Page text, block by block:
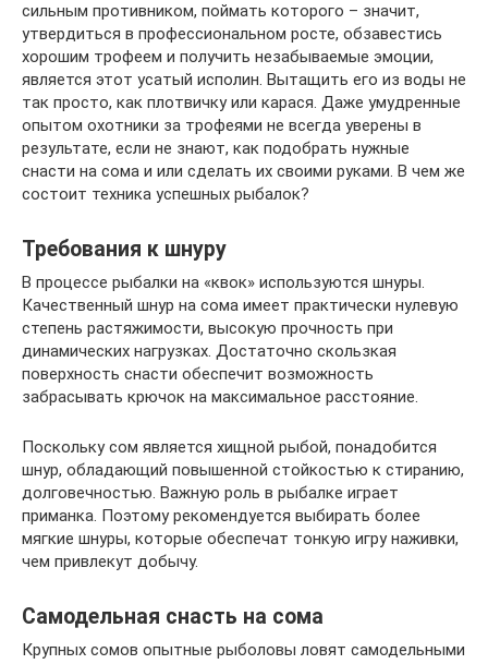
сильным противником, поймать которого – значит,
утвердиться в профессиональном росте, обзавестись
хорошим трофеем и получить незабываемые эмоции,
является этот усатый исполин. Вытащить его из воды не
так просто, как плотвичку или карася. Даже умудренные
опытом охотники за трофеями не всегда уверены в
результате, если не знают, как подобрать нужные
снасти на сома и или сделать их своими руками. В чем же
состоит техника успешных рыбалок?
Требования к шнуру
В процессе рыбалки на «квок» используются шнуры.
Качественный шнур на сома имеет практически нулевую
степень растяжимости, высокую прочность при
динамических нагрузках. Достаточно скользкая
поверхность снасти обеспечит возможность
забрасывать крючок на максимальное расстояние.
Поскольку сом является хищной рыбой, понадобится
шнур, обладающий повышенной стойкостью к стиранию,
долговечностью. Важную роль в рыбалке играет
приманка. Поэтому рекомендуется выбирать более
мягкие шнуры, которые обеспечат тонкую игру наживки,
чем привлекут добычу.
Самодельная снасть на сома
Крупных сомов опытные рыболовы ловят самодельными